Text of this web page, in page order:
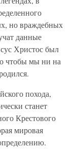
но враждебных
данные
Христос был
чтобы мы ни на
похода,
станет
Крестового
мировая